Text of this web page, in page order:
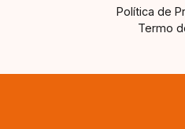
Política de
Termo